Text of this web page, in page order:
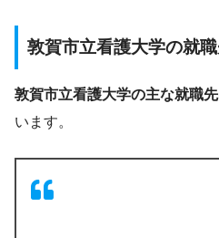
敦賀市立看護大学の就
敦賀市立看護大学の主な就職先
います。